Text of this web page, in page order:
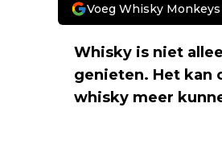
Voeg Whisky
Whisky is niet
genieten. Het kan
whisky meer